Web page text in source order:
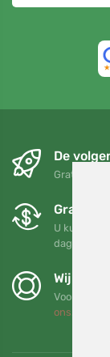
De
Gratis
Gratis
U kunt uw
dagen
Wij
Voor elke
ons